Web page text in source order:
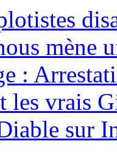
mène
:
les vrais
sur